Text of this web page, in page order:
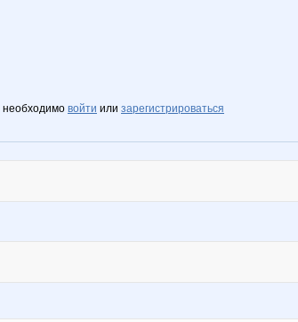
необходимо войти или зарегистрироваться